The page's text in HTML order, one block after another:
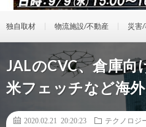
独自取材 物流施設/不動産 災害
JALのCVC、倉庫
米フェッチなど海
2020.02.21 20:20:23
テクノロジ